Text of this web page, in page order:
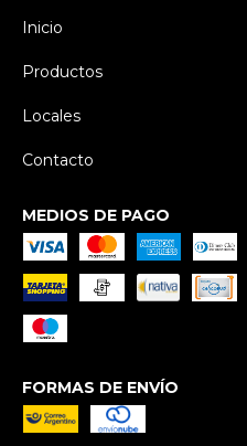
Inicio
Productos
Locales
Contacto
MEDIOS DE PAGO
FORMAS DE ENVÍO